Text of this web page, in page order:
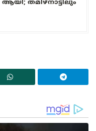
തമിഴ്‌നാട്ടിലും